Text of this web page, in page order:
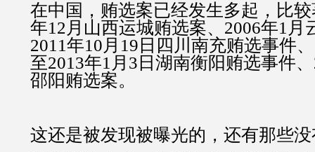
在中国，贿选案已经发生多起，比
年12月山西运城贿选案、2006年1月
2011年10月19日四川南充贿选事件
至2013年1月3日湖南衡阳贿选事件
邵阳贿选案。
这还是被发现被曝光的，还有那些